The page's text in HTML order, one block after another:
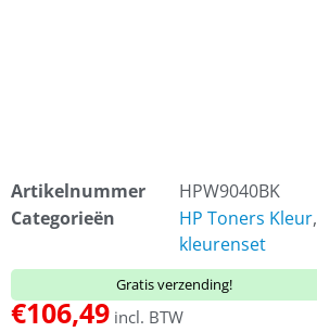
Artikelnummer
HPW9040BK
Categorieën
HP Toners Kleur,
kleurenset
Gratis verzending!
€106,49 incl. BTW